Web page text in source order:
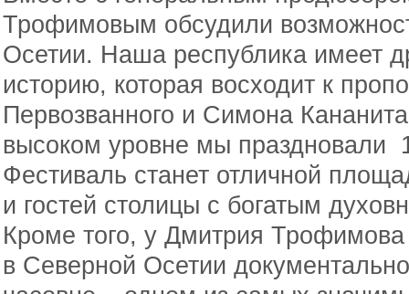
Трофимовым обсудили
Осетии. Наша республика имеет
историю, которая восходит к
Первозванного и Симона
высоком уровне мы праздновали
Фестиваль станет отличной
и гостей столицы с богатым
Кроме того, у Дмитрия
в Северной Осетии